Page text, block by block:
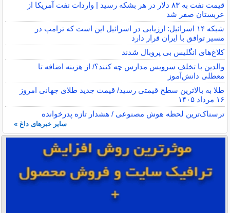
قیمت نفت به ۸۳ دلار در هر بشکه رسید | واردات نفت آمریکا از
عربستان صفر شد
شبکه ۱۴ اسرائیل: ارزیابی در اسرائیل این است که ترامپ در
مسیر توافق با ایران قرار دارد
کلاغ‌های انگلیس بی پروبال شدند
والدین با تخلف سرویس مدارس چه کنند؟/ از هزینه اضافه تا
معطلی دانش‌آموز
طلا به بالاترین سطح قیمتی رسید/ قیمت جدید طلای جهانی امروز
۱۶ مرداد ۱۴۰۵
ترسناک‌ترین لحظه هوش مصنوعی / هشدار تازه پدرخوانده
سایر خبرهای داغ »